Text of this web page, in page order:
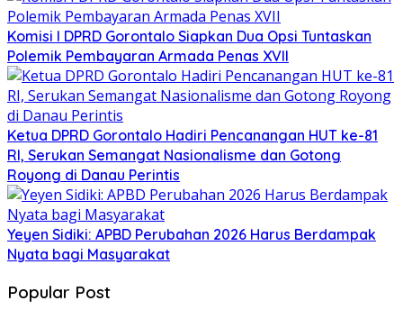
Komisi I DPRD Gorontalo Siapkan Dua Opsi Tuntaskan
Polemik Pembayaran Armada Penas XVII
Ketua DPRD Gorontalo Hadiri Pencanangan HUT ke-81
RI, Serukan Semangat Nasionalisme dan Gotong
Royong di Danau Perintis
Yeyen Sidiki: APBD Perubahan 2026 Harus Berdampak
Nyata bagi Masyarakat
Popular Post